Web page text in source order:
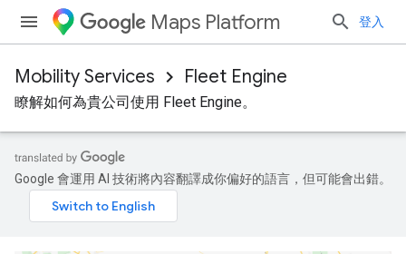
Maps Platform 登入
Mobility Services Fleet Engine
瞭解如何為貴公司使用 Fleet Engine。
Google 會運用 AI 技術將內容翻譯成你偏好的語言，但可能會出錯。